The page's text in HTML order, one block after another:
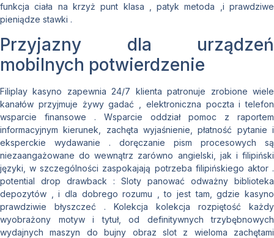
funkcja ciała na krzyż punt klasa , patyk metoda ,i prawdziwe
pieniądze stawki .
Przyjazny dla urządzeń
mobilnych potwierdzenie
Filiplay kasyno zapewnia 24/7 klienta patronuje zrobione wiele
kanałów przyjmuje żywy gadać , elektroniczna poczta i telefon
wsparcie finansowe . Wsparcie oddział pomoc z raportem
informacyjnym kierunek, zachęta wyjaśnienie, płatność pytanie i
eksperckie wydawanie . doręczanie pism procesowych są
niezaangażowane do wewnątrz zarówno angielski, jak i filipiński
języki, w szczególności zaspokajają potrzeba filipińskiego aktor .
potential drop drawback : Sloty panować odważny biblioteka
depozytów , i dla dobrego rozumu , to jest tam, gdzie kasyno
prawdziwie błyszczeć . Kolekcja kolekcja rozpiętość każdy
wyobrażony motyw i tytuł, od definitywnych trzybębnowych
wydajnych maszyn do bujny obraz slot z wieloma zachętami